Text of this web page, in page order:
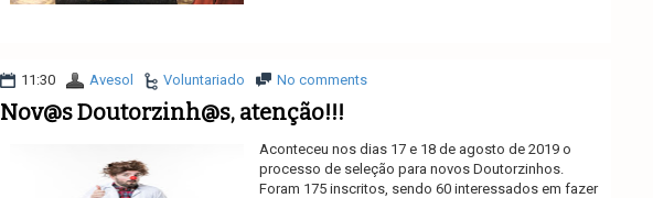
11:30 Avesol Voluntariado No comments
Nov@s Doutorzinh@s, atenção!!!
Aconteceu nos dias 17 e 18 de agosto de 2019 o
processo de seleção para novos Doutorzinhos.
Foram 175 inscritos, sendo 60 interessados em fazer